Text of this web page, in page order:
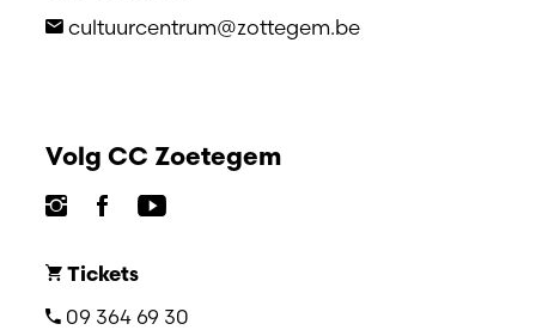
cultuurcentrum@zottegem.be
Volg CC Zoetegem
Tickets
09 364 69 30